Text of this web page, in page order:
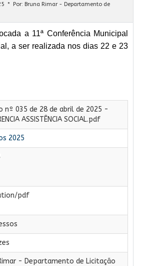
Por: Bruna Rimar - Departamento de
a 11ª Conferência Municipal
a ser realizada nos dias 22 e 23
nº 035 de 28 de abril de 2025 -
ASSISTÊNCIA SOCIAL.pdf
2025
pdf
- Departamento de Licitação